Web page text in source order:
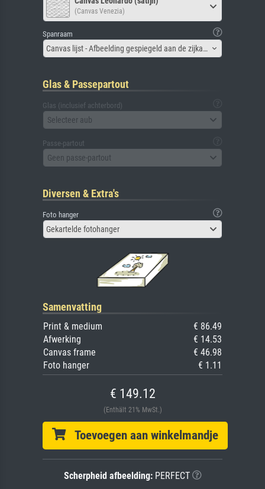
(Canvas Venezia)
Spanraam
Canvas lijst - Afbeelding gespiegeld aan de zijkant
Glas & Passepartout
Glas (inclusief achterbord)
Selecteer aub
Passe-partout
Geen passe-partout
Diversen & Extra's
Foto hanger
Gekartelde fotohanger
Samenvatting
Print & medium
€ 86.49
Afwerking
€ 14.53
Canvas frame
€ 46.98
Foto hanger
€ 1.11
€ 149.12
(Enthält 21% MwSt.)
Toevoegen aan winkelmandje
Scherpheid afbeelding:PERFECT